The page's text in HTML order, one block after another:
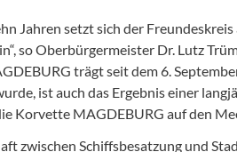
Jahren setzt sich der
so Oberbürgermeister Dr. Lutz
trägt seit dem 6.
ist auch das Ergebnis einer
Korvette MAGDEBURG auf den
zwischen Schiffsbesatzung und